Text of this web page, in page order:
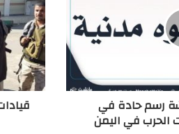
رسم حادة في
الحرب في اليمن